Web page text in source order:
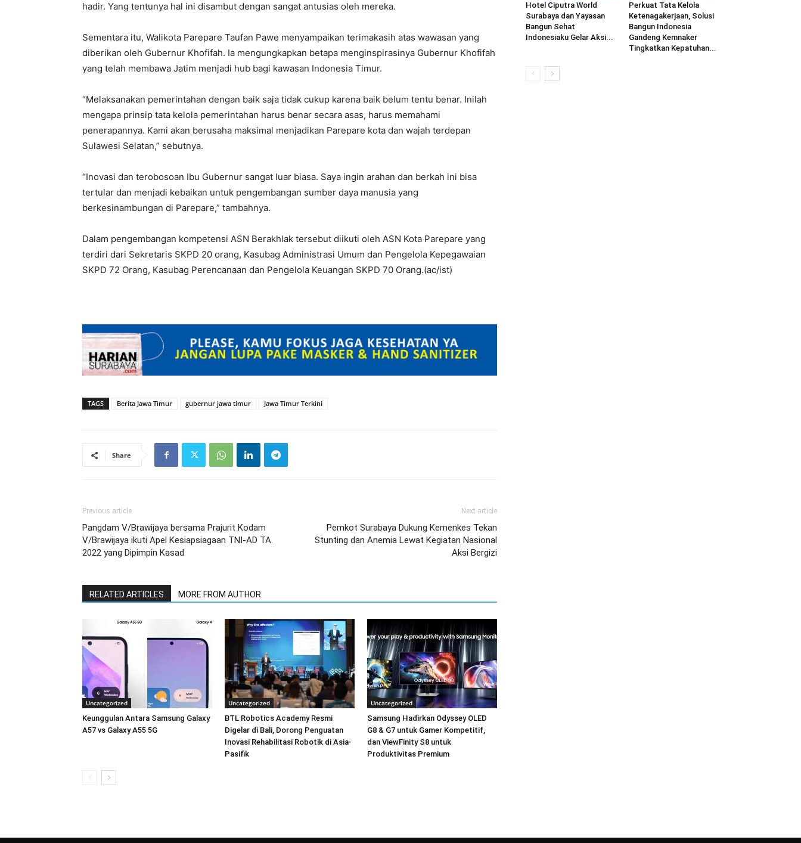
hadir. Yang tentunya hal ini disambut dengan sangat antusias oleh mereka.
Sementara itu, Walikota Parepare Taufan Pawe menyampaikan terimakasih atas wawasan yang
diberikan oleh Gubernur Khofifah. Ia mengungkapkan betapa menginspirasinya Gubernur Khofifah
yang telah membawa Jatim menjadi hub bagi kawasan Indonesia Timur.
“Melaksanakan pemerintahan dengan baik saja tidak cukup karena baik belum tentu benar. Inilah
mengapa prinsip tata kelola pemerintahan harus benar secara asas, harus memahami
penerapannya. Kami akan berusaha maksimal menjadikan Parepare kota dan wajah terdepan
Sulawesi Selatan,” sebutnya.
“Inovasi dan terobosoan Ibu Gubernur sangat luar biasa. Saya ingin arahan dan berkah ini bisa
tertular dan menjadi kebaikan untuk pengembangan sumber daya manusia yang
berkesinambungan di Parepare,” tambahnya.
Dalam pengembangan kompetensi ASN Berakhlak tersebut diikuti oleh ASN Kota Parepare yang
terdiri dari Sekretaris SKPD 20 orang, Kasubag Administrasi Umum dan Pengelola Kepegawaian
SKPD 72 Orang, Kasubag Perencanaan dan Pengelola Keuangan SKPD 70 Orang.(ac/ist)
TAGS Berita Jawa Timur gubernur jawa timur Jawa Timur Terkini
Share
Previous article
Pangdam V/Brawijaya bersama Prajurit Kodam
V/Brawijaya ikuti Apel Kesiapsiagaan TNI-AD TA.
2022 yang Dipimpin Kasad
Next article
Pemkot Surabaya Dukung Kemenkes Tekan
Stunting dan Anemia Lewat Kegiatan Nasional
Aksi Bergizi
RELATED ARTICLES MORE FROM AUTHOR
Uncategorized
Keunggulan Antara Samsung Galaxy
A57 vs Galaxy A55 5G
Uncategorized
BTL Robotics Academy Resmi
Digelar di Bali, Dorong Penguatan
Inovasi Rehabilitasi Robotik di Asia-
Pasifik
Uncategorized
Samsung Hadirkan Odyssey OLED
G8 & G7 untuk Gamer Kompetitif,
dan ViewFinity S8 untuk
Produktivitas Premium
Hotel Ciputra World
Surabaya dan Yayasan
Bangun Sehat
Indonesiaku Gelar Aksi...
Perkuat Tata Kelola
Ketenagakerjaan, Solusi
Bangun Indonesia
Gandeng Kemnaker
Tingkatkan Kepatuhan...